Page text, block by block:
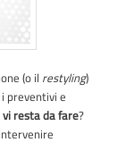
(o il restyling)
preventivi e
resta da fare?